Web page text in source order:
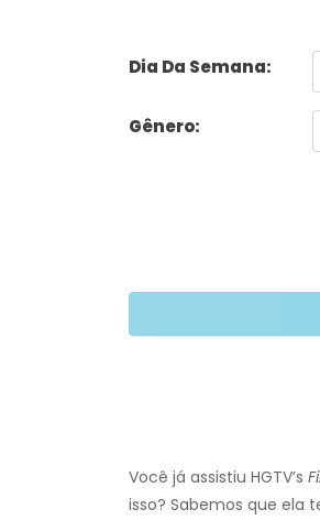
Dia Da Semana:
Gênero:
Você já assistiu HGTV’s
isso? Sabemos que ela